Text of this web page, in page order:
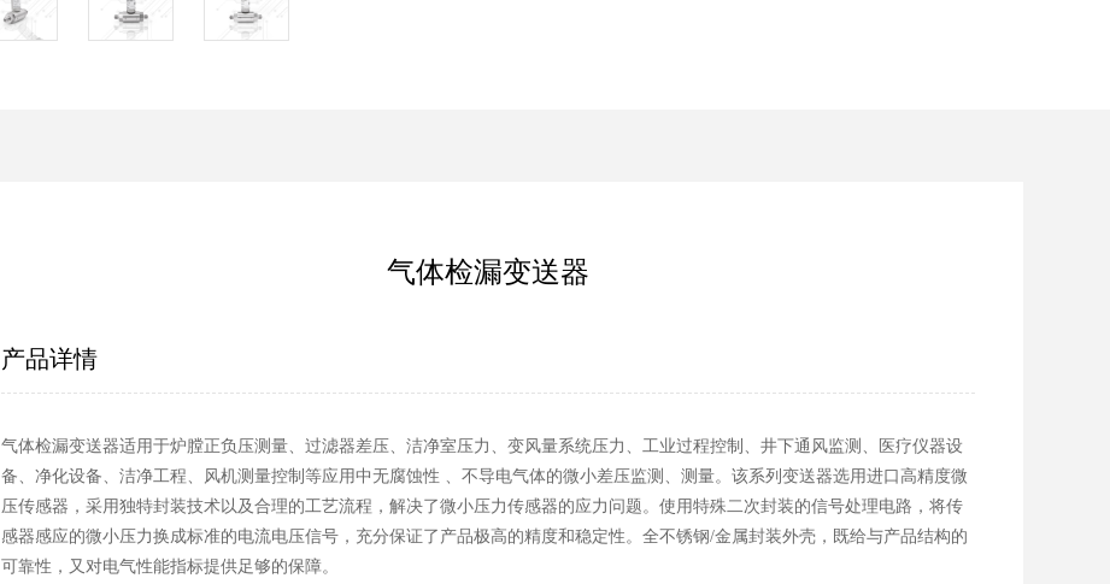
气体检漏变送器
产品详情
气体检漏变送器适用于炉膛正负压测量、过滤器差压、洁净室压力、变风量系统压力、工业过程控制、井下通风监测、医疗仪器设
备、净化设备、洁净工程、风机测量控制等应用中无腐蚀性 、不导电气体的微小差压监测、测量。该系列变送器选用进口高精度微
压传感器，采用独特封装技术以及合理的工艺流程，解决了微小压力传感器的应力问题。使用特殊二次封装的信号处理电路，将传
感器感应的微小压力换成标准的电流电压信号，充分保证了产品极高的精度和稳定性。全不锈钢/金属封装外壳，既给与产品结构的
可靠性，又对电气性能指标提供足够的保障。